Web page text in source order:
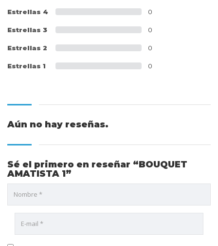
Estrellas 4 0
Estrellas 3 0
Estrellas 2 0
Estrellas 1 0
Aún no hay reseñas.
Sé el primero en reseñar “BOUQUET
AMATISTA 1”